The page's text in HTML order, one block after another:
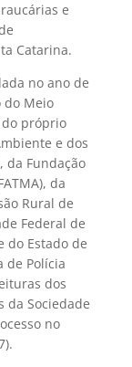
e
Catarina.
no ano de
do Meio
do próprio
e dos
da Fundação
da
Rural de
Federal de
do Estado de
de Polícia
dos
da Sociedade
no